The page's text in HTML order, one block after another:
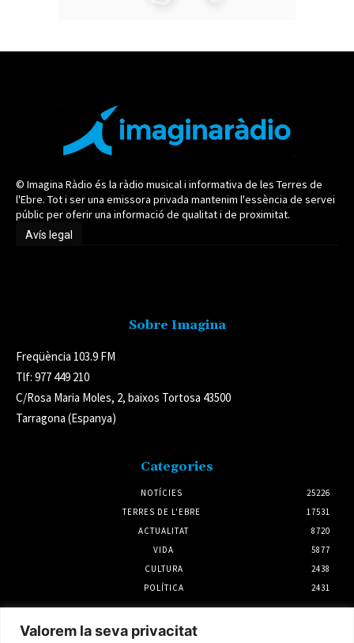
Valorem la seva privacitat
© Imagina Ràdio és la ràdio musical i informativa de les Terres de
l'Ebre. Tot i ser una emissora privada mantenim l'essència de servei
públic per oferir una informació de qualitat i de proximitat.
Avís legal
Sobre Imagina
Freqüència 103.9 FM
Tlf: 977 449 210
C/Rosa Maria Moles, 2, baixos Tortosa 43500
Tarragona (Espanya)
Categories
NOTÍCIES
25226
TERRES DE L'EBRE
17531
ACTUALITAT
8720
VIDA
5877
CULTURA
2438
POLÍTICA
2431